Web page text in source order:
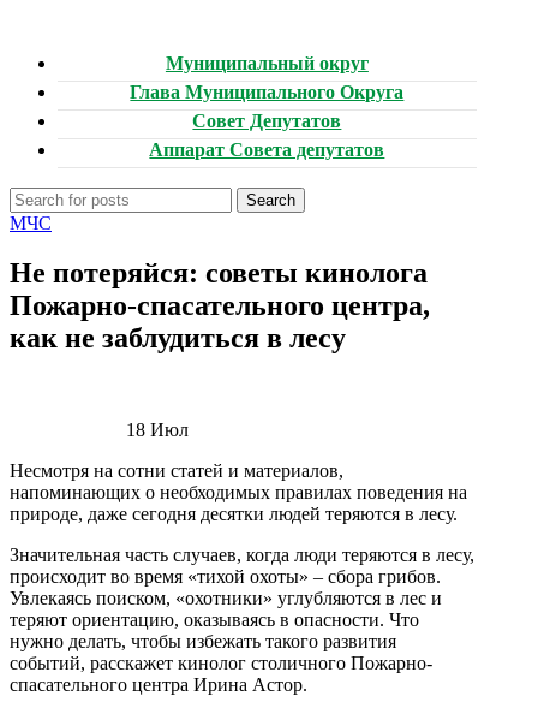
Муниципальный округ
Глава Муниципального Округа
Совет Депутатов
Аппарат Совета депутатов
Search
МЧС
Не потеряйся: советы кинолога
Пожарно-спасательного центра,
как не заблудиться в лесу
18Июл
Несмотря на сотни статей и материалов,
напоминающих о необходимых правилах поведения на
природе, даже сегодня десятки людей теряются в лесу.
Значительная часть случаев, когда люди теряются в лесу,
происходит во время «тихой охоты» – сбора грибов.
Увлекаясь поиском, «охотники» углубляются в лес и
теряют ориентацию, оказываясь в опасности. Что
нужно делать, чтобы избежать такого развития
событий, расскажет кинолог столичного Пожарно-
спасательного центра Ирина Астор.